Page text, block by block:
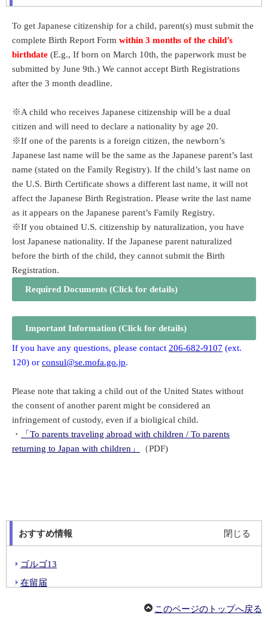
To get Japanese citizenship for a child, parent(s) must submit the
complete Birth Report Form within 3 months of the child’s
birthdate (E.g., If born on March 10th, the paperwork must be
submitted by June 9th.) We cannot accept Birth Registrations
after the 3 month deadline.
※A child who receives Japanese citizenship will be a dual
citizen and will need to declare a nationality by age 20.
※If one of the parents is a foreign citizen, the newborn’s
Japanese last name will be the same as the Japanese parent’s last
name (stated on the Family Registry). If the child’s last name on
the U.S. Birth Certificate shows a different last name, it will not
affect the Japanese Birth Registration. Please write the last name
as it appears on the Japanese parent’s Family Registry.
※If you obtained U.S. citizenship by naturalization, you have
lost Japanese nationality. If the Japanese parent naturalized
before the birth of the child, they cannot submit the Birth
Registration.
Required Documents (Click for details)
Important Information (Click for details)
If you have any questions, please contact 206-682-9107 (ext.
120) or consul@se.mofa.go.jp.
Please note that taking a child out of the United States without
the consent of another parent might be considered an
infringement of custody, even if a bioligical child.
・
「To parents traveling abroad with children / To parents
returning to Japan with children」
（PDF)
おすすめ情報 閉じる
ゴルゴ13
在留届
このページのトップへ戻る